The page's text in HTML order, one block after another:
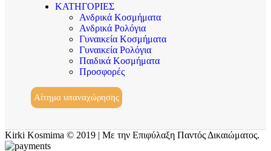
ΚΑΤΗΓΟΡΙΕΣ
Ανδρικά Κοσμήματα
Ανδρικά Ρολόγια
Γυναικεία Κοσμήματα
Γυναικεία Ρολόγια
Παιδικά Κοσμήματα
Προσφορές
Αίτημα υπαναχώρησης
Kirki Kosmima © 2019 | Με την Επιφύλαξη Παντός Δικαιώματος.